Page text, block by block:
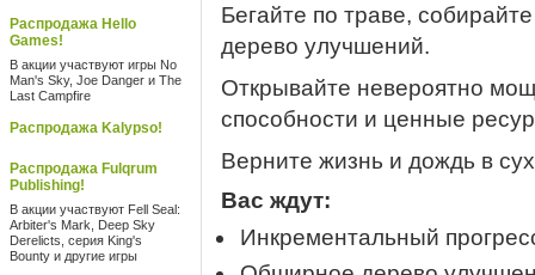
Распродажа Hello
Games!
В акции участвуют игры No
Man's Sky, Joe Danger и The
Last Campfire
Распродажа Kalypso!
Распродажа Fulqrum
Publishing!
В акции участвуют Fell Seal:
Arbiter's Mark, Deep Sky
Derelicts, серия King's
Bounty и другие игры
Бегайте по траве,
дерево улучшений.
Открывайте невероятно
способности и ценные
Верните жизнь и дождь в
Вас ждут:
Инкрементальный